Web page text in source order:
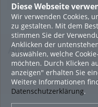
Diese Webseite
Wir verwenden Cookies,
zu gestalten. Mit dem
stimmen Sie der
Anklicken der
auswählen, welche
möchten. Durch Klicken
anzeigen" erhalten Sie
Weitere Informationen
Datenschutzerklärung.
16. Mai 2022
neuer Test-Newsbeitrag
HOHU
9. Mai 2022
¨Haager Lies reloaded“ -
About